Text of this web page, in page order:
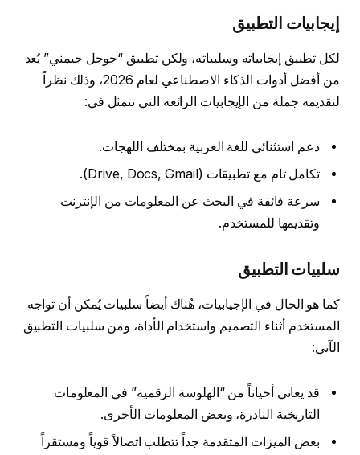
إيجابيات التطبيق
لكل تطبيق إيجابياته وسلبياته، ولكن تطبيق “جوجل جيمني” يُعد
من أفضل أدوات الذكاء الاصطناعي لعام 2026، وذلك نظراً
لتقديمه جملة من الإيجابيات الرائعة التي تتمثل في:
دعم استثنائي للغة العربية بمختلف اللهجات.
تكامل تام مع تطبيقات (Drive, Docs, Gmail).
سرعة فائقة في البحث عن المعلومات من الإنترنت
وتقديمها للمستخدم.
سلبيات التطبيق
كما هو الحال في الإجيابيات، هُناك أيضاً سلبيات يُمكن أن تواجه
المستخدم أثناء التصميم واستخدام الأداة، ومن سلبيات التطبيق
الآتي:
قد يعاني أحياناً من “الهلوسة الرقمية” في المعلومات
التاريخية النادرة، وبعض المعلومات الأخرى.
بعض الميزات المتقدمة جداً تتطلب اتصالاً قوياً ومستقراً